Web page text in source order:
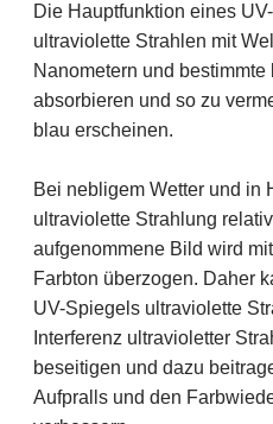
Die Hauptfunktion eines
ultraviolette Strahlen mit
Nanometern und
absorbieren und so zu
blau erscheinen.
Bei nebligem Wetter und in
ultraviolette Strahlung
aufgenommene Bild wird
Farbton überzogen. Daher
UV-Spiegels ultraviolette
Interferenz ultravioletter
beseitigen und dazu
Aufpralls und den